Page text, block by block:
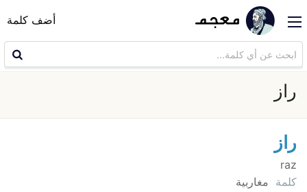
أضف كلمة
راز
راز
raz
كلمة مغاربية